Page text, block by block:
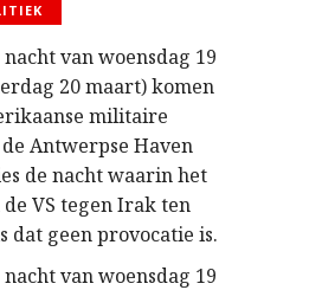
van woensdag 19
20 maart) komen
militaire
Antwerpse Haven
de nacht waarin het
VS tegen Irak ten
dat geen provocatie is.
van woensdag 19